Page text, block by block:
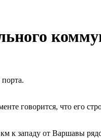
говорится, что его
к западу от Варшавы